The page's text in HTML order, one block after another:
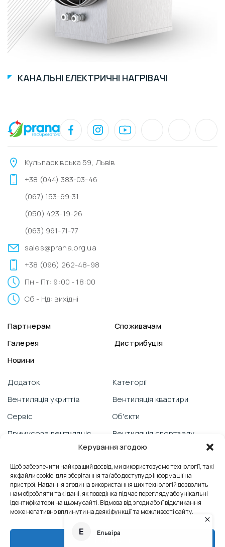
Керування згодою
Щоб забезпечити найкращий досвід, ми використовуємо технології, такі
як файли cookie, для зберігання та/або доступу до інформації на
пристрої. Надання згоди на використання цих технологій дозволить
нам обробляти такі дані, як поведінка під час перегляду або унікальні
ідентифікатори на цьому сайті. Відмова від згоди або її відкликання
може негативно вплинути на деякі функції та можливості сайту.
Прийняти
КАНАЛЬНІ ЕЛЕКТРИЧНІ НАГРІВАЧІ
Кульпарківська 59, Львів
+38 (044) 383-03-46
(067) 153-99-31
(050) 423-19-26
(063) 991-71-77
sales@prana.org.ua
+38 (096) 262-48-98
Пн - Пт: 9:00 - 18:00
Сб - Нд: вихідні
Партнерам
Споживачам
Галерея
Дистрибуція
Новини
Додаток
Вентиляція укриттів
Сервіс
Примусова вентиляція
PRANA зі смартфону
Технічна підтримка
Боротьба з пліснявою
Категорії
Вентиляція квартири
Об'єкти
Вентиляція спортзалу
Відеоблог
Вентиляція школи
Відгуки
Вентиляція офісу
Промислова вентиляція